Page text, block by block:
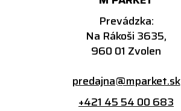
Prevádzka:
Na Rákoši 3635,
960 01 Zvolen
predajna@mparket.sk
+421 45 54 00 683